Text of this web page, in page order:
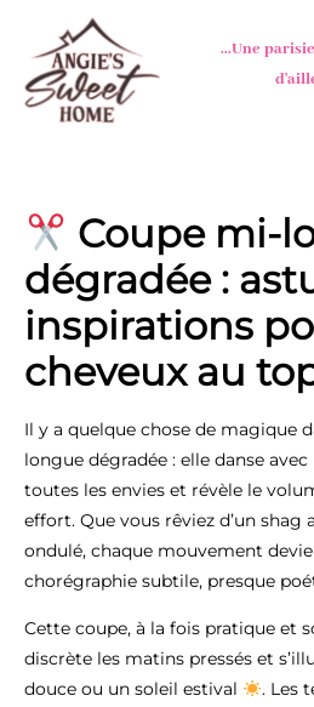
contenu
...Une
Coupe mi-
dégradée :
inspirations
cheveux au
Il y a quelque chose de magique
longue dégradée : elle danse avec
toutes les envies et révèle le
effort. Que vous rêviez d’un shag
ondulé, chaque mouvement
chorégraphie subtile, presque
Cette coupe, à la fois pratique et
discrète les matins pressés et
douce ou un soleil estival
. Les